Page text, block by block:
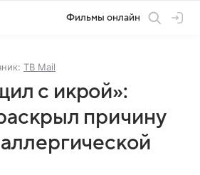
Фильмы онлайн
ТВ Mail
с икрой»:
причину